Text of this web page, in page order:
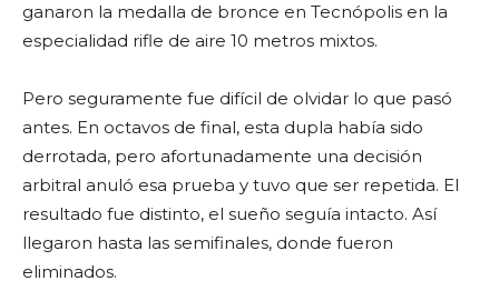
ganaron la medalla de bronce en Tecnópolis en la
especialidad rifle de aire 10 metros mixtos.
Pero seguramente fue difícil de olvidar lo que pasó
antes. En octavos de final, esta dupla había sido
derrotada, pero afortunadamente una decisión
arbitral anuló esa prueba y tuvo que ser repetida. El
resultado fue distinto, el sueño seguía intacto. Así
llegaron hasta las semifinales, donde fueron
eliminados.